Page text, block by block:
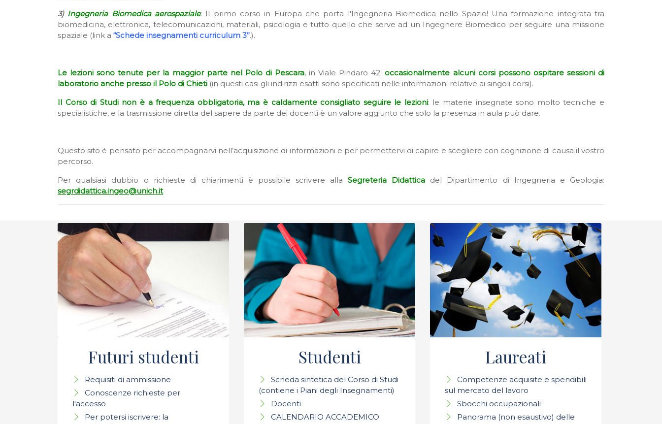
3) Ingegneria Biomedica aerospaziale: Il primo corso in Europa che porta l'Ingegneria Biomedica nello Spazio! Una formazione integrata tra
biomedicina, elettronica, telecomunicazioni, materiali, psicologia e tutto quello che serve ad un Ingegnere Biomedico per seguire una missione
spaziale (link a “Schede insegnamenti curriculum 3”.).
Le lezioni sono tenute per la maggior parte nel Polo di Pescara, in Viale Pindaro 42; occasionalmente alcuni corsi possono ospitare sessioni di
laboratorio anche presso il Polo di Chieti (in questi casi gli indirizzi esatti sono specificati nelle informazioni relative ai singoli corsi).
Il Corso di Studi non è a frequenza obbligatoria, ma è caldamente consigliato seguire le lezioni: le materie insegnate sono molto tecniche e
specialistiche, e la trasmissione diretta del sapere da parte dei docenti è un valore aggiunto che solo la presenza in aula può dare.
Questo sito è pensato per accompagnarvi nell’acquisizione di informazioni e per permettervi di capire e scegliere con cognizione di causa il vostro
percorso.
Per qualsiasi dubbio o richieste di chiarimenti è possibile scrivere alla Segreteria Didattica del Dipartimento di Ingegneria e Geologia:
segrdidattica.ingeo@unich.it
Futuri studenti
Requisiti di ammissione
Conoscenze richieste per
l'accesso
Per potersi iscrivere: la
Studenti
Scheda sintetica del Corso di Studi
(contiene i Piani degli Insegnamenti)
Docenti
CALENDARIO ACCADEMICO
Laureati
Competenze acquisite e spendibili
sul mercato del lavoro
Sbocchi occupazionali
Panorama (non esaustivo) delle